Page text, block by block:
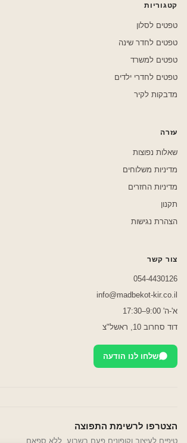
קטגוריות
טפטים לסלון
טפטים לחדר שינה
טפטים למשרד
טפטים לחדרי ילדים
מדבקות לקיר
עזרה
שאלות נפוצות
מדיניות משלוחים
מדיניות החזרים
תקנון
הצהרת נגישות
צור קשר
054-4430126
info@madbekot-kir.co.il
א'-ה' 9:00–17:30
דוד סחרוב 10, ראשל"צ
שלחו לנו הודעה
הצטרפו לרשימת התפוצה
טיפים לעיצוב וקופונים פעם בשבוע. ללא ספאם.